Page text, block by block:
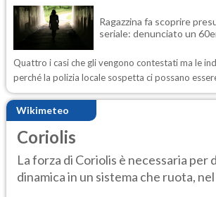
Ragazzina fa scoprire
seriale: denunciato un
Quattro i casi che gli vengono contestati ma le
perché la polizia locale sospetta ci possano
Wikimeteo
Coriolis
La forza di Coriolis è necessaria per
dinamica in un sistema che ruota,